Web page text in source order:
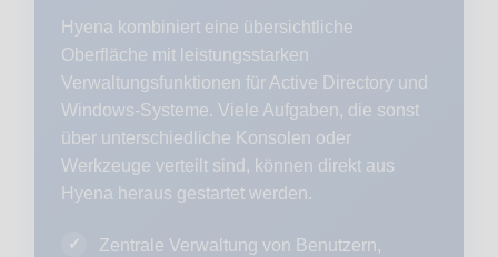
Hyena kombiniert eine übersichtliche
Oberfläche mit leistungsstarken
Verwaltungsfunktionen für Active Directory und
Windows-Systeme. Viele Aufgaben, die sonst
über unterschiedliche Konsolen oder
Werkzeuge verteilt sind, können direkt aus
Hyena heraus gestartet werden.
Zentrale Verwaltung von Benutzern,